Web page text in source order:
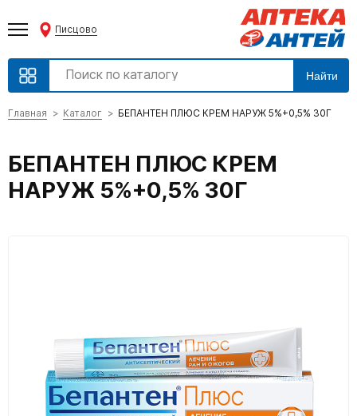
Писцово
Найти
Главная Каталог БЕПАНТЕН ПЛЮС КРЕМ НАРУЖ 5%+0,5% 30Г
БЕПАНТЕН ПЛЮС КРЕМ
НАРУЖ 5%+0,5% 30Г